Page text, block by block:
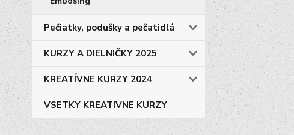
Pečiatky, podušky a pečatidlá
KURZY A DIELNIČKY 2025
KREATÍVNE KURZY 2024
VSETKY KREATIVNE KURZY